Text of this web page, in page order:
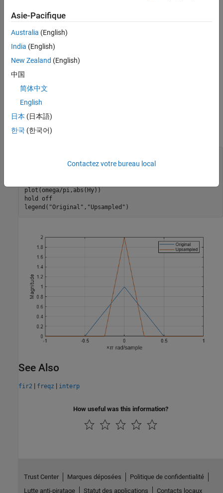
Upsample the signal and apply a lowpass filter to remove the
contracts the spectrum, but the imaging artifacts are removed by
the lowpass filter.
Hy = fftshift(freqz(y,1,nf, "whole"));
plot(omega/pi,abs(Hy))
hold
off
legend( "Original" , "Upsampled" )
See Also
fir2 | freqz | interp
How useful was this information?
Asie-Pacifique
Australia (English)
India (English)
New Zealand (English)
中国
简体中文
English
日本 (日本語)
한국 (한국어)
Contactez votre bureau local
Trust Center Marques déposées
Politique de confidentialité
Lutte anti-piratage
Statut des applications Contacts locaux